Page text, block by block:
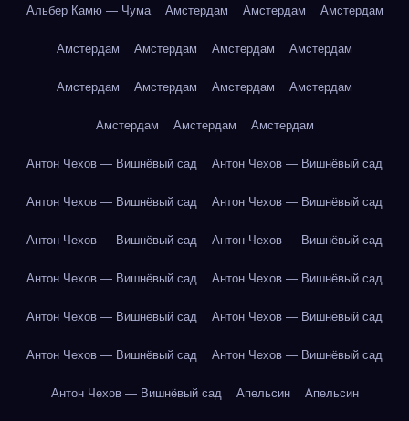
Альбер Камю — Чума Амстердам Амстердам Амстердам
Амстердам Амстердам Амстердам Амстердам
Амстердам Амстердам Амстердам Амстердам
Амстердам Амстердам Амстердам
Антон Чехов — Вишнёвый сад Антон Чехов — Вишнёвый сад
Антон Чехов — Вишнёвый сад Антон Чехов — Вишнёвый сад
Антон Чехов — Вишнёвый сад Антон Чехов — Вишнёвый сад
Антон Чехов — Вишнёвый сад Антон Чехов — Вишнёвый сад
Антон Чехов — Вишнёвый сад Антон Чехов — Вишнёвый сад
Антон Чехов — Вишнёвый сад Антон Чехов — Вишнёвый сад
Антон Чехов — Вишнёвый сад Апельсин Апельсин